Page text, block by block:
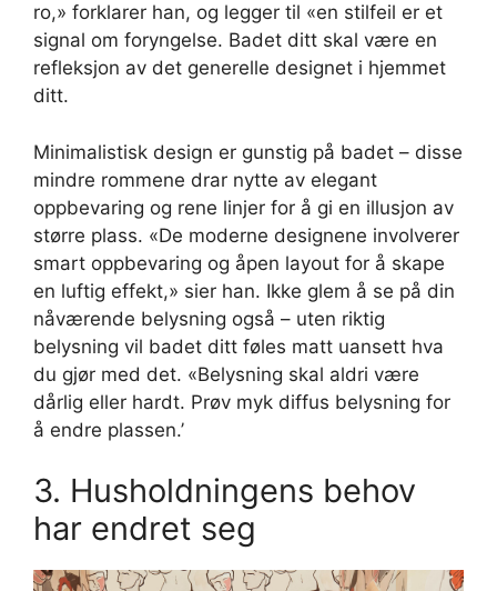
ro,» forklarer han, og legger til «en stilfeil er et
signal om foryngelse. Badet ditt skal være en
refleksjon av det generelle designet i hjemmet
ditt.
Minimalistisk design er gunstig på badet – disse
mindre rommene drar nytte av elegant
oppbevaring og rene linjer for å gi en illusjon av
større plass. «De moderne designene involverer
smart oppbevaring og åpen layout for å skape
en luftig effekt,» sier han. Ikke glem å se på din
nåværende belysning også – uten riktig
belysning vil badet ditt føles matt uansett hva
du gjør med det. «Belysning skal aldri være
dårlig eller hardt. Prøv myk diffus belysning for
å endre plassen.’
3. Husholdningens behov
har endret seg